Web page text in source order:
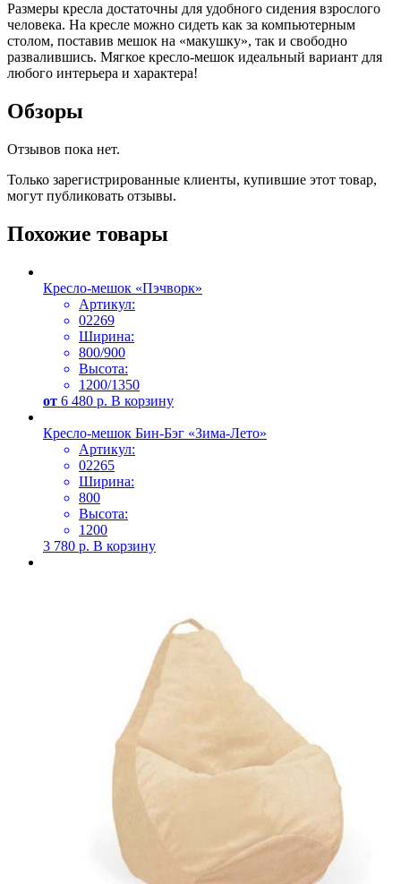
Размеры кресла достаточны для удобного сидения взрослого
человека. На кресле можно сидеть как за компьютерным
столом, поставив мешок на «макушку», так и свободно
развалившись. Мягкое кресло-мешок идеальный вариант для
любого интерьера и характера!
Обзоры
Отзывов пока нет.
Только зарегистрированные клиенты, купившие этот товар,
могут публиковать отзывы.
Похожие товары
Кресло-мешок «Пэчворк»
Артикул:
02269
Ширина:
800/900
Высота:
1200/1350
от 6 480 р. В корзину
Кресло-мешок Бин-Бэг «Зима-Лето»
Артикул:
02265
Ширина:
800
Высота:
1200
3 780 р. В корзину